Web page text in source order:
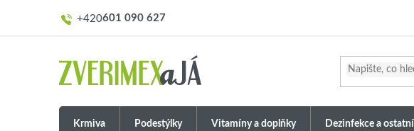
601 090 627
Krmiva Podestýlky Vitamíny a doplňky Dezinfekce a ostatní